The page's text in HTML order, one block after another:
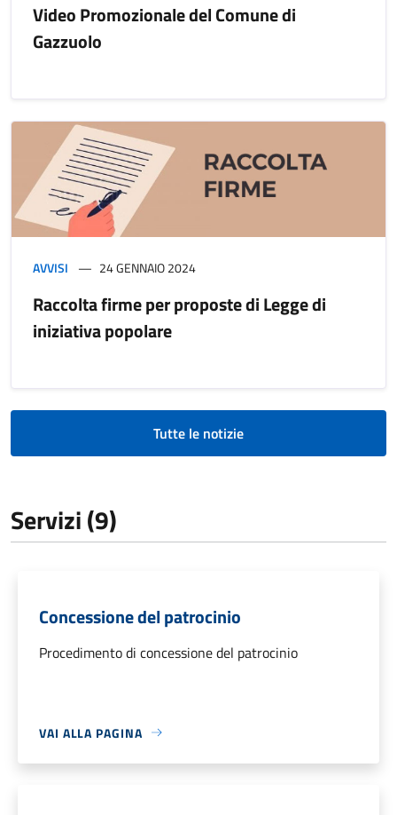
Video Promozionale del Comune di
Gazzuolo
AVVISI 24 GENNAIO 2024
Raccolta firme per proposte di Legge di
iniziativa popolare
Tutte le notizie
Servizi (9)
Concessione del patrocinio
Procedimento di concessione del patrocinio
VAI ALLA PAGINA